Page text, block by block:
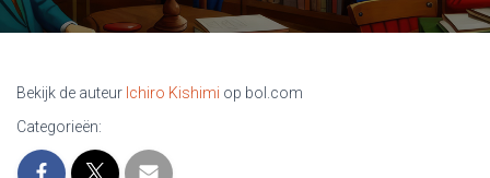
E
N
Bekijk de auteur Ichiro Kishimi op bol.com
Categorieën: